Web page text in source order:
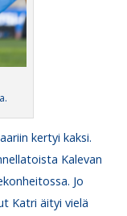
kertyi kaksi.
Kalevan
Jo
Katri äityi vielä